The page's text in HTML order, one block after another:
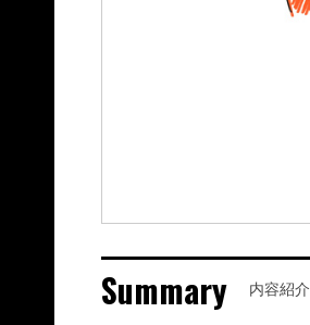
Summary 内容紹介